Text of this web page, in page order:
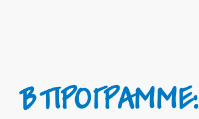
В ПРОГРАММЕ: